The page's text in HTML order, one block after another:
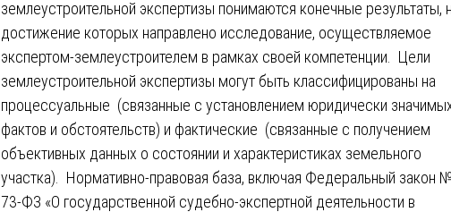
землеустроительной экспертизы понимаются конечные результаты,
достижение которых направлено исследование, осуществляемое
экспертом-землеустроителем в рамках своей компетенции. Цели
землеустроительной экспертизы могут быть классифицированы на
процессуальные (связанные с установлением юридически
фактов и обстоятельств) и фактические (связанные с получением
объективных данных о состоянии и характеристиках земельного
участка). Нормативно-правовая база, включая Федеральный закон №
73-ФЗ «О государственной судебно-экспертной деятельности в